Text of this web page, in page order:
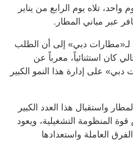
واحد، تلاه يوم الرابع من يناير
لـ«مطارات دبي» إلى أن الطلب
كان استثنائياً، معرباً عن
على إدارة هذا النمو الكبير
واستقبال هذا العدد الكبير
المنظومة التشغيلية، ويعود
العاملة واستعدادها